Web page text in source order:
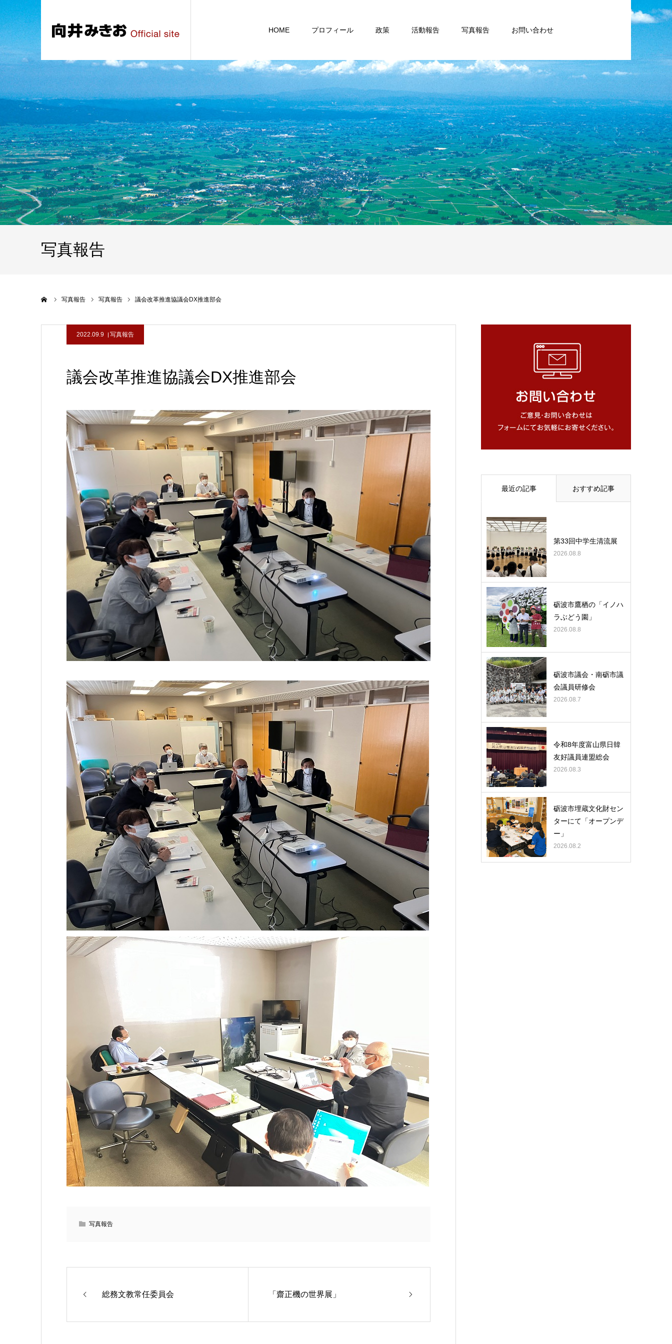
HOME プロフィール 政策 活動報告 写真報告 お問い合わせ
写真報告
写真報告 写真報告 議会改革推進協議会DX推進部会
2022.09.9 写真報告
議会改革推進協議会DX推進部会
写真報告
総務文教常任委員会 「齋正機の世界展」
最近の記事 おすすめ記事
第33回中学生清流展
2026.08.8
砺波市鷹栖の「イノハ
ラぶどう園」
2026.08.8
砺波市議会・南砺市議
会議員研修会
2026.08.7
令和8年度富山県日韓
友好議員連盟総会
2026.08.3
砺波市埋蔵文化財セン
ターにて「オープンデ
ー」
2026.08.2